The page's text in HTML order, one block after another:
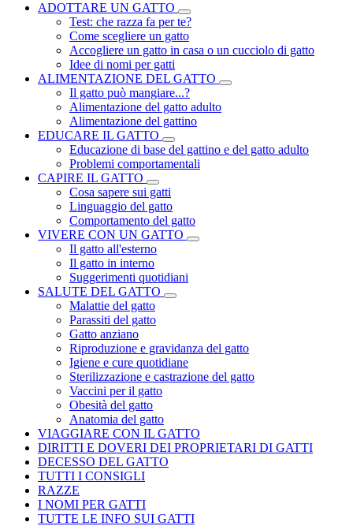
ADOTTARE UN GATTO
Test: che razza fa per te?
Come scegliere un gatto
Accogliere un gatto in casa o un cucciolo di gatto
Idee di nomi per gatti
ALIMENTAZIONE DEL GATTO
Il gatto può mangiare...?
Alimentazione del gatto adulto
Alimentazione del gattino
EDUCARE IL GATTO
Educazione di base del gattino e del gatto adulto
Problemi comportamentali
CAPIRE IL GATTO
Cosa sapere sui gatti
Linguaggio del gatto
Comportamento del gatto
VIVERE CON UN GATTO
Il gatto all'esterno
Il gatto in interno
Suggerimenti quotidiani
SALUTE DEL GATTO
Malattie del gatto
Parassiti del gatto
Gatto anziano
Riproduzione e gravidanza del gatto
Igiene e cure quotidiane
Sterilizzazione e castrazione del gatto
Vaccini per il gatto
Obesità del gatto
Anatomia del gatto
VIAGGIARE CON IL GATTO
DIRITTI E DOVERI DEI PROPRIETARI DI GATTI
DECESSO DEL GATTO
TUTTI I CONSIGLI
RAZZE
I NOMI PER GATTI
TUTTE LE INFO SUI GATTI